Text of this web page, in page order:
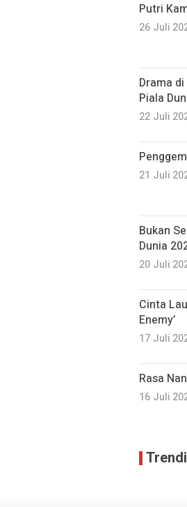
Putri
26 Juli
Drama
Piala
22 Juli
21 Juli
Bukan
Dunia
20 Juli
Cinta
Enemy’
17 Juli
Rasa
16 Juli